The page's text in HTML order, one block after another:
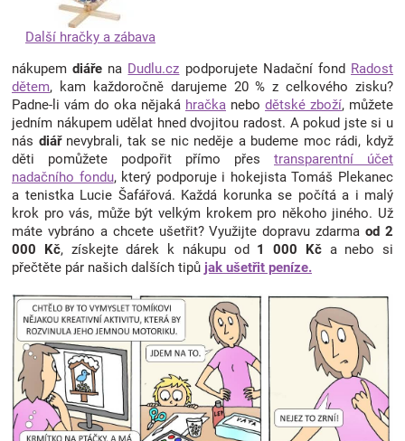
Další hračky a zábava
nákupemdiáře na Dudlu.cz podporujete Nadační fond Radost
dětem, kam každoročně darujeme 20 % z celkového zisku?
Padne-li vám do oka nějaká hračka nebo dětské zboží, můžete
jedním nákupem udělat hned dvojitou radost. A pokud jste si u
nás diář nevybrali, tak se nic neděje a budeme moc rádi, když
děti pomůžete podpořit přímo přes transparentní účet
nadačního fondu, který podporuje i hokejista Tomáš Plekanec
a tenistka Lucie Šafářová. Každá korunka se počítá a i malý
krok pro vás, může být velkým krokem pro někoho jiného. Už
máte vybráno a chcete ušetřit? Využijte dopravu zdarmaod 2
000 Kč, získejte dárek k nákupu od 1 000 Kča nebo si
přečtěte pár našich dalších tipů jak ušetřit peníze.